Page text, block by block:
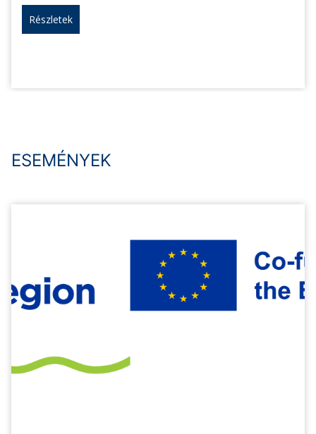
Részletek
ESEMÉNYEK